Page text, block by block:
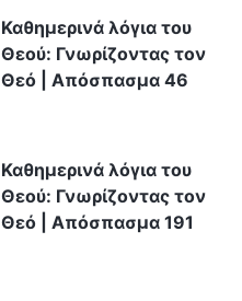
Καθημερινά λόγια του
Θεού: Γνωρίζοντας τον
Θεό | Απόσπασμα 46
Καθημερινά λόγια του
Θεού: Γνωρίζοντας τον
Θεό | Απόσπασμα 191